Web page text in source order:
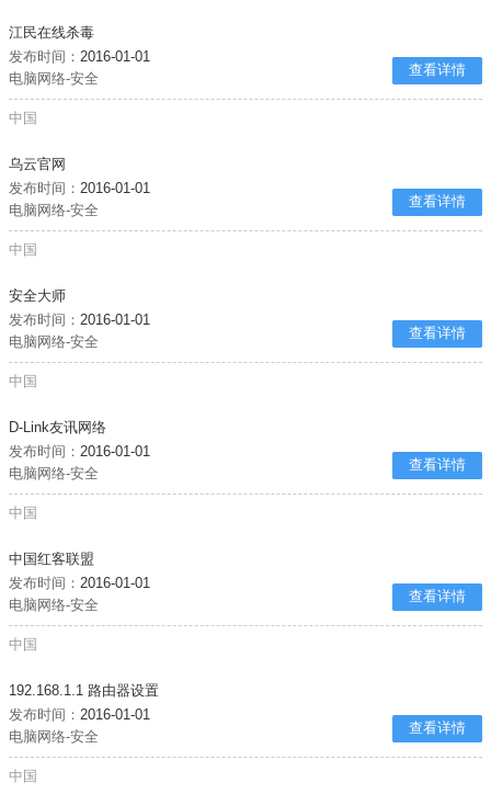
江民在线杀毒
发布时间：2016-01-01
电脑网络-安全
查看详情
中国
乌云官网
发布时间：2016-01-01
电脑网络-安全
查看详情
中国
安全大师
发布时间：2016-01-01
电脑网络-安全
查看详情
中国
D-Link友讯网络
发布时间：2016-01-01
电脑网络-安全
查看详情
中国
中国红客联盟
发布时间：2016-01-01
电脑网络-安全
查看详情
中国
192.168.1.1 路由器设置
发布时间：2016-01-01
电脑网络-安全
查看详情
中国